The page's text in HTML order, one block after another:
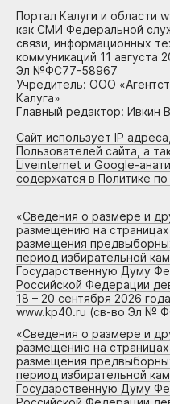
Портал Калуги и области
как СМИ Федеральной
связи, информационных
коммуникаций 11 августа
Эл №ФС77-58967
Учредитель: ООО
Калуга»
Главный редактор: Ивкин
Сайт использует IP
Пользователей сайта, а
Liveinternet и Google-
содержатся в Политике
«Сведения о размере и
размещению на страницах
размещения
период избирательной
Государственную Думу
Российской Федерации
18 – 20 сентября 2026
www.kp40.ru (св-во Эл №
«Сведения о размере и
размещению на страницах
размещения
период избирательной
Государственную Думу